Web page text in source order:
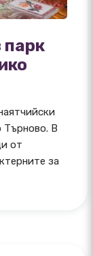
парк
Търново. В
от
за